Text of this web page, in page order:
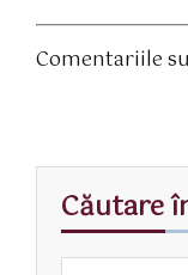
Comentariile
Căutare